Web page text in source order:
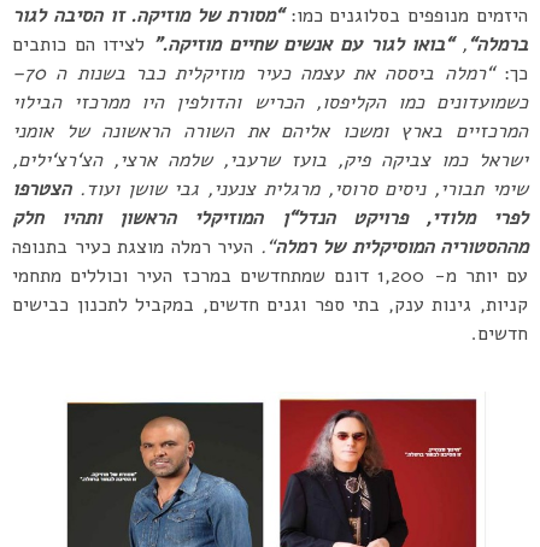
היזמים מנופפים בסלוגנים כמו:“מסורת של מוזיקה.זו הסיבה לגור
ברמלה“
,
“בואו לגור עם אנשים שחיים מוזיקה.” לצידו הם כותבים
כך:“רמלה ביססה את עצמה כעיר מוזיקלית כבר בשנות ה70
–
כשמועדונים כמו הקליפסו,הכריש והדולפין היו ממרכזי הבילוי
המרכזיים בארץ ומשכו אליהם את השורה הראשונה של אומני
ישראל כמו צביקה פיק, בועז שרעבי,שלמה ארצי,הצ‘רצ‘ילים,
שימי תבורי,ניסים סרוסי,מרגלית צנעני, גבי שושן ועוד. הצטרפו
לפרי מלודי,פרויקט הנדל“ן המוזיקלי הראשון
ותהיו חלק
מההסטוריה המוסיקלית של רמלה“
. העיר רמלה מוצגת כעיר בתנופה
עם יותר מ- 1,200 דונם שמתחדשים במרכז העיר וכוללים מתחמי
קניות, גינות ענק, בתי ספר וגנים חדשים, במקביל לתכנון כבישים
חדשים.